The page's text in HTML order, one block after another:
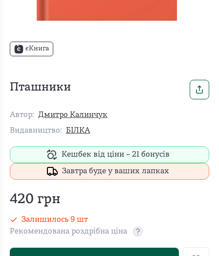
єКнига
Пташники
Автор: Дмитро Калинчук
Видавництво: БІЛКА
Кешбек від ціни – 21бонусів
Завтра буде у ваших лапках
420 грн
Залишилось 9 шт
Рекомендована роздрібна ціна